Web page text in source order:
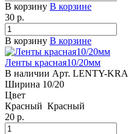
В корзину В корзине
30 р.
В корзину В корзине
Ленты красная10/20мм
В наличии Арт. LENTY-
Ширина 10/20
Цвет
Красный Красный
20 р.